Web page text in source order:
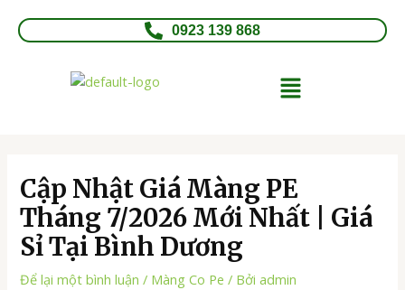
0923 139 868
Menu
Cập Nhật Giá Màng PE
Tháng 7/2026 Mới Nhất | Giá
Sỉ Tại Bình Dương
Để lại một bình luận / Màng Co Pe / Bởiadmin
hướng